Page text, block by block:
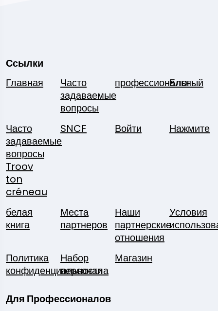
Ссылки
Главная
Часто
задаваемые
вопросы
профессиональный
Блог
Часто
задаваемые
вопросы
Troov
ton
créneau
SNCF Войти Нажмите
белая
книга
Места
партнеров
Наши
партнерские
отношения
Условия
Политика
конфиденциальности
Набор
персонала
Магазин
Для Профессионалов